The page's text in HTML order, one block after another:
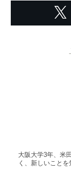
大阪大学3年、米
く、新しいこと